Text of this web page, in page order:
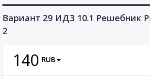
Вариант 29 ИДЗ 10.1 Решебник
2
140 RUB